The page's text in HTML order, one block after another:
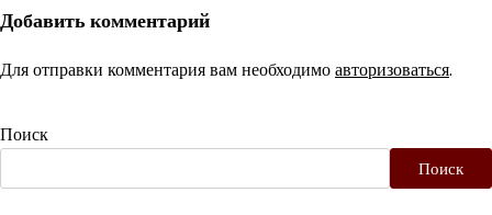
Добавить комментарий
Для отправки комментария вам необходимоавторизоваться.
Поиск
Поиск